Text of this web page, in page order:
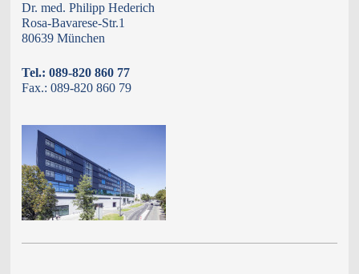
Dr. med. Philipp Hederich
Rosa-Bavarese-Str.1
80639 München
Tel.: 089-820 860 77
Fax.: 089-820 860 79